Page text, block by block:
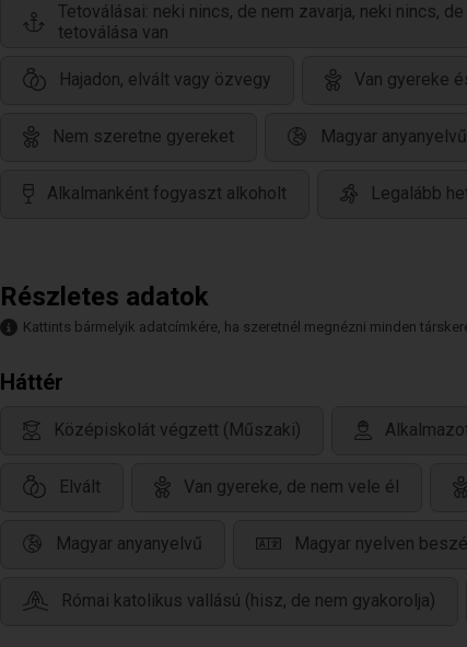
Tetoválásai: neki nincs, de nem zavarja, neki nincs,
tetoválása van
Hajadon, elvált vagy özvegy Van gyereke
Nem szeretne gyereket Magyar anyanyelvű
Alkalmanként fogyaszt alkoholt Legalább
Részletes adatok
Kattints bármelyik adatcímkére, ha szeretnél megnézni minden
Háttér
Középiskolát végzett (Műszaki)
Elvált Van gyereke, de nem vele él
Magyar anyanyelvű Magyar nyelven beszél
Római katolikus vallású (hisz, de nem gyakorolja)